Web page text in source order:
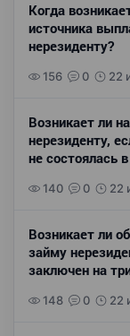
Когда
источника
нерезиденту?
156 0 22
Возникает ли
нерезиденту,
не состоялась
140 0 22
Возникает ли
займу
заключен на
148 0 22